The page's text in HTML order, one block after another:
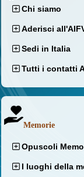
Chi siamo
Aderisci
Sedi in Italia
Tutti i contatti
Memorie
Opuscoli
I luoghi della